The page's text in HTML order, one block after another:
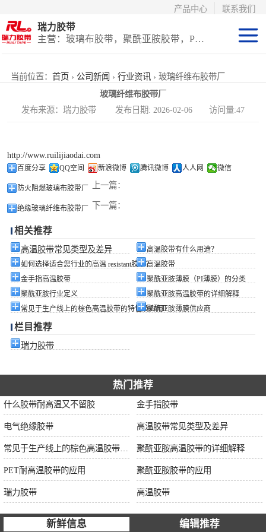
联系我们
产品中心
瑞力胶带
主营：玻璃布胶带，聚酰亚胺胶带，PET高温胶带，耐高温保护膜
当前位置： 首页 › 公司新闻 › 行业资讯 › 玻璃纤维布胶带厂
玻璃纤维布胶带厂
发布来源：瑞力胶带 发布日期: 2026-02-06 访问量:47
http://www.ruilijiaodai.com
百度分享 QQ空间 新浪微博 腾讯微博 人人网 微信
上一篇：
防火阻燃玻璃布胶带厂
下一篇：
绝缘玻璃纤维布胶带厂
相关推荐
高温胶带常见类型及差异
高温胶带有什么用途？
如何选择适合您行业的高温 resistant胶带？高温胶带
金手指高温胶带
聚酰亚胺薄膜（PI薄膜）的分类
聚酰亚胺行业定义
聚酰亚胺高温胶带的详细解释
常见于生产线上的棕色高温胶带的特性及应用聚酰亚胺薄膜供应商
栏目推荐
瑞力胶带
热门推荐
什么胶带耐高温又不留胶 金手指胶带
电气绝缘胶带 高温胶带常见类型及差异
聚酰亚胺高温胶带的详细解释
PET耐高温胶带的应用 聚酰亚胺胶带的应用
瑞力胶带 高温胶带
新鲜信息 编辑推荐
聚酰亚胺系列
玻璃布胶带（特
（保护膜）
等离子热喷涂胶
带
防火陶瓷化硅胶
带